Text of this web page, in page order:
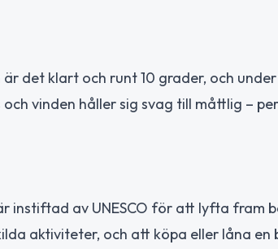
det klart och runt 10 grader, och
vinden håller sig svag till måttlig –
instiftad av UNESCO för att lyfta fram
aktiviteter, och att köpa eller låna en